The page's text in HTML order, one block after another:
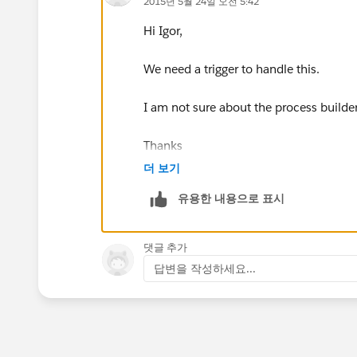
Hi Igor,
We need a trigger to handle this.
I am not sure about the process
Thanks
더 보기
유용한 내용으로 표시
댓글 추가
답변을 작성하세요...